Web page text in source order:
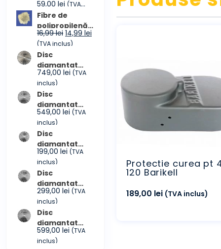
Protectie curea pt
120 Barikell
189,00 lei (TVA inclus)
până
4.599,00 lei
Prețul
inițial
a
fost:
79,00 lei.
59,00 lei Prețul
curent
este:
59,00 lei.
(TVA
inclus)
Fibre de
polipropilenă
(pungă 600
grame)
16,99lei Prețul
inițial
fost:
16,99 lei.
14,99 lei
(TVA inclus)
Disc
diamantat
beton
proaspăt
CONMEC
Premium 350
749,00 lei (TVA
inclus)
Disc
diamantat
beton
proaspăt
CONMEC
Premium 300
549,00 lei (TVA
inclus)
Disc
diamantat
beton
proaspăt
CONMEC
Premium 230
199,00 lei (TVA
inclus)
Disc
diamantat
beton armat
CONMEC 300
299,00 lei (TVA
inclus)
Disc
diamantat
COMBI
CONMEC 450
599,00 lei (TVA
inclus)